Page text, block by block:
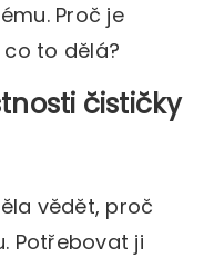
Proč je
to dělá?
čističky
vědět, proč
Potřebovat ji